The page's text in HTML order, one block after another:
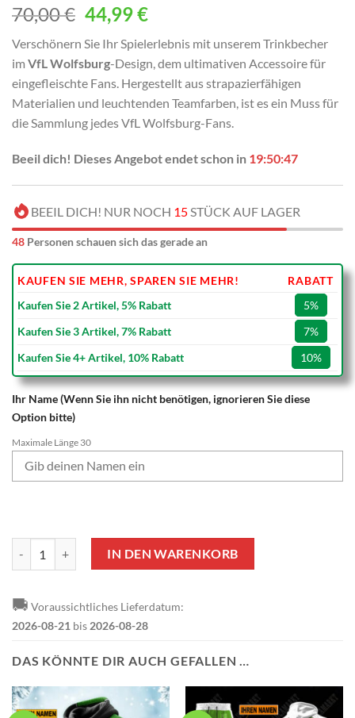
70,00€ Ursprünglicher
Preis
war:
70,00 €
44,99€Aktueller
ist:
44,99 €.
Verschönern Sie Ihr Spielerlebnis mit unserem Trinkbecher
im VfL Wolfsburg-Design, dem ultimativen Accessoire für
eingefleischte Fans. Hergestellt aus strapazierfähigen
Materialien und leuchtenden Teamfarben, ist es ein Muss für
die Sammlung jedes VfL Wolfsburg-Fans.
Beeil dich! Dieses Angebot endet schon in 19:50:46
BEEIL DICH! NUR NOCH 15STÜCK AUF LAGER
48 Personen schauen sich das gerade an
KAUFEN SIE MEHR, SPAREN SIE MEHR!
RABATT
Kaufen Sie 2 Artikel, 5% Rabatt
5%
Kaufen Sie 3 Artikel, 7% Rabatt
7%
Kaufen Sie 4+ Artikel, 10% Rabatt
10%
Ihr Name (Wenn Sie ihn nicht benötigen, ignorieren Sie diese
Option bitte)
Maximale Länge 30
VfL Wolfsburg Individueller Name Tumbler mit Griff Menge
IN DEN WARENKORB
🚚 Voraussichtliches Lieferdatum:
2026-08-21 bis 2026-08-28
DAS KÖNNTE DIR AUCH GEFALLEN …